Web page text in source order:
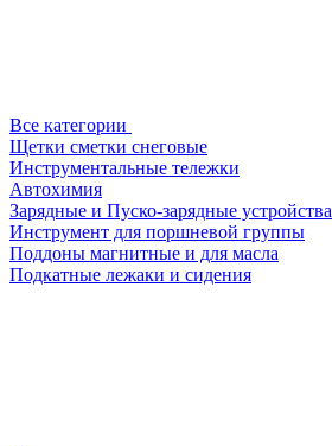
Все категории
Щетки сметки снеговые
Инструментальные тележки
Автохимия
Зарядные и Пуско-зарядные устройства
Инструмент для поршневой группы
Поддоны магнитные и для масла
Подкатные лежаки и сидения